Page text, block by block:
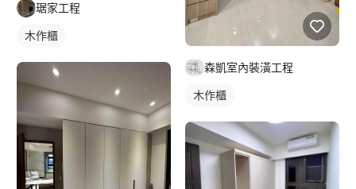
琚家工程
木作櫃
森凱室內裝潢工程
木作櫃